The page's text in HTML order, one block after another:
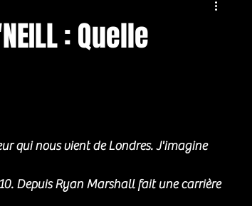
: Quelle
qui nous vient de Londres. J'imagine
Depuis Ryan Marshall fait une carrière